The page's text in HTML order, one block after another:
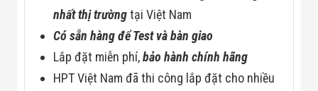
nhất thị trườngtại Việt Nam
Có sẵn hàng để Test và bàn giao
Lắp đặt miễn phí,bảo hành chính hãng
HPT Việt Nam đã thi công lắp đặt cho nhiều